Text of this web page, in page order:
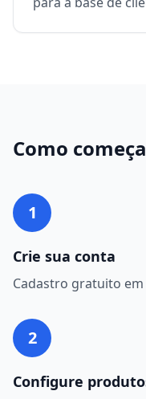
Como
1
Crie sua conta
Cadastro gratuito
2
Configure